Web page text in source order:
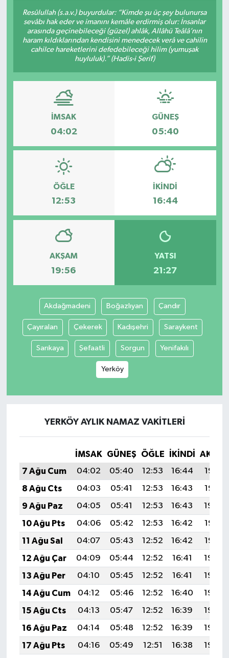
Resûlullah (s.a.v.) buyurdular: “Kimde şu üç şey bulunursa
sevâbı hak eder ve imanını kemâle erdirmiş olur: İnsanlar
arasında geçinebileceği (güzel) ahlâk, Allâhü Teâlâ’nın
haram kıldıklarından kendisini menedecek verâ ve cahilin
cahilce hareketlerini defedebileceği hilim (yumuşak
huyluluk).” (Hadis-i Şerif)
İMSAK
04:02
GÜNEŞ
05:40
ÖĞLE
12:53
İKINDI
16:44
AKŞAM
19:56
YATSI
21:27
Akdağmadeni Boğazlıyan Çandır
Çayıralan Çekerek Kadışehri Saraykent
Sarıkaya Şefaatli Sorgun Yenifakılı
Yerköy
YERKÖY AYLIK NAMAZ VAKITLERI
İMSAK GÜNEŞ ÖĞLE İKINDI
7 Ağu Cum
04:02 05:40 12:53 16:44
19:56
8 Ağu Cts
04:03 05:41 12:53 16:43
19:55
9 Ağu Paz
04:05 05:41 12:53 16:43
19:54
10 Ağu Pts
04:06 05:42 12:53 16:42
19:53
11 Ağu Sal
04:07 05:43 12:52 16:42
19:52
12 Ağu Çar
04:09 05:44 12:52 16:41
19:50
13 Ağu Per
04:10 05:45 12:52 16:41
19:49
14 Ağu Cum
04:12 05:46 12:52 16:40
19:48
15 Ağu Cts
04:13 05:47 12:52 16:39
19:46
16 Ağu Paz
04:14 05:48 12:52 16:39
19:45
17 Ağu Pts
04:16 05:49 12:51 16:38
19:44